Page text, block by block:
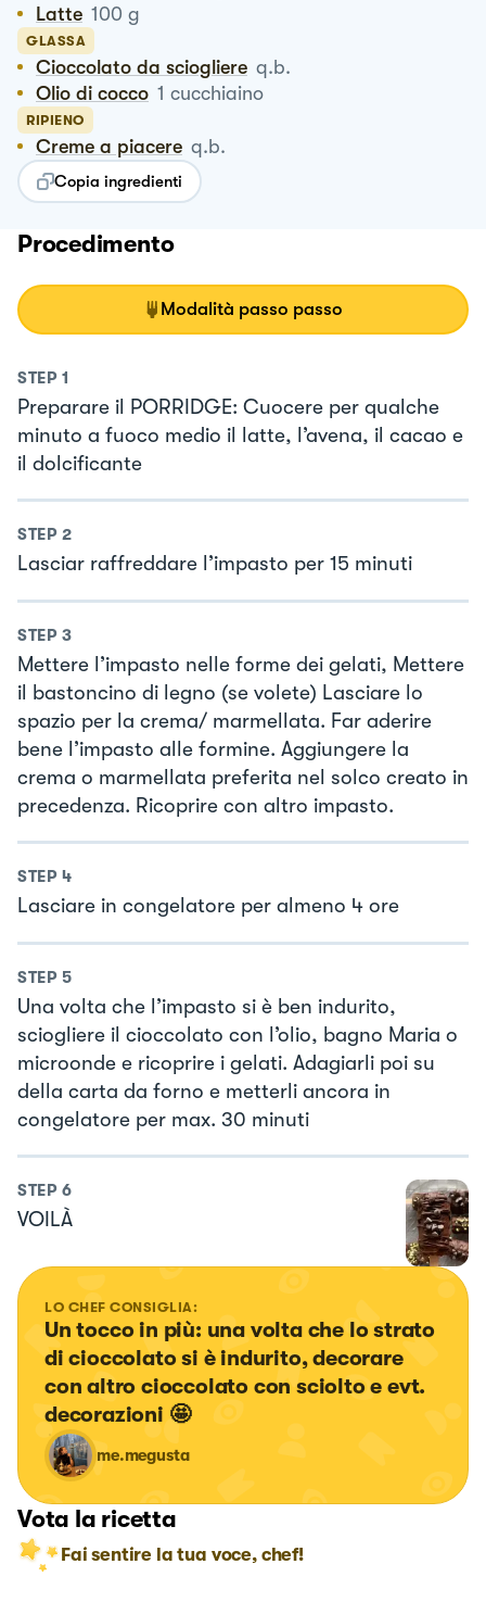
Latte 100 g
GLASSA
Cioccolato da sciogliere q.b.
Olio di cocco 1 cucchiaino
RIPIENO
Creme a piacere q.b.
Copia ingredienti
Procedimento
Modalità passo passo
STEP 1
Preparare il PORRIDGE: Cuocere per qualche
minuto a fuoco medio il latte, l’avena, il cacao e
il dolcificante
STEP 2
Lasciar raffreddare l’impasto per 15 minuti
STEP 3
Mettere l’impasto nelle forme dei gelati, Mettere
il bastoncino di legno (se volete) Lasciare lo
spazio per la crema/ marmellata. Far aderire
bene l’impasto alle formine. Aggiungere la
crema o marmellata preferita nel solco creato in
precedenza. Ricoprire con altro impasto.
STEP 4
Lasciare in congelatore per almeno 4 ore
STEP 5
Una volta che l’impasto si è ben indurito,
sciogliere il cioccolato con l’olio, bagno Maria o
microonde e ricoprire i gelati. Adagiarli poi su
della carta da forno e metterli ancora in
congelatore per max. 30 minuti
STEP 6
VOILÀ
LO CHEF CONSIGLIA:
Un tocco in più: una volta che lo strato
di cioccolato si è indurito, decorare
con altro cioccolato con sciolto e evt.
decorazioni 🤩
me.megusta
Vota la ricetta
Fai sentire la tua voce, chef!